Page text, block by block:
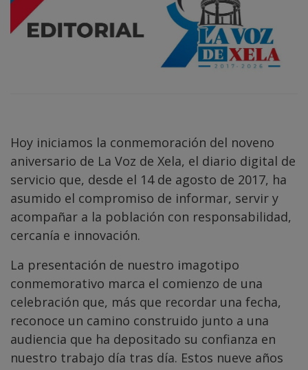
Hoy iniciamos la conmemoración del noveno
aniversario de La Voz de Xela, el diario digital de
servicio que, desde el 14 de agosto de 2017, ha
asumido el compromiso de informar, servir y
acompañar a la población con responsabilidad,
cercanía e innovación.
La presentación de nuestro imagotipo
conmemorativo marca el comienzo de una
celebración que, más que recordar una fecha,
reconoce un camino construido junto a una
audiencia que ha depositado su confianza en
nuestro trabajo día tras día. Estos nueve años